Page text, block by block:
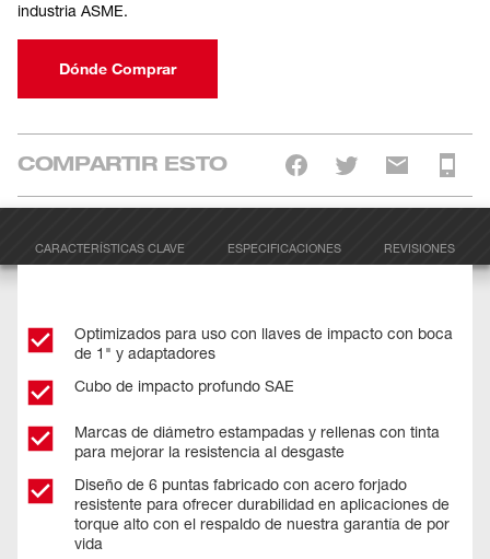
industria ASME.
Dónde Comprar
COMPARTIR ESTO
CARACTERÍSTICAS CLAVE ESPECIFICACIONES REVISIONES
Optimizados para uso con llaves de impacto con boca
de 1" y adaptadores
Cubo de impacto profundo SAE
Marcas de diámetro estampadas y rellenas con tinta
para mejorar la resistencia al desgaste
Diseño de 6 puntas fabricado con acero forjado
resistente para ofrecer durabilidad en aplicaciones de
torque alto con el respaldo de nuestra garantía de por
vida